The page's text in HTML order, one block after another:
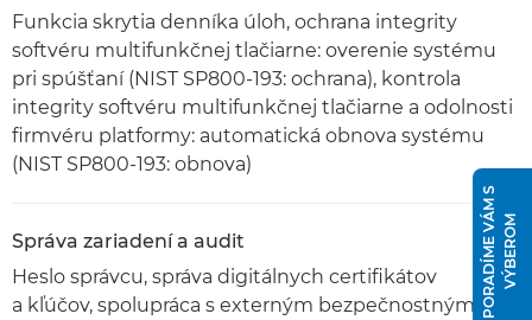
Funkcia skrytia denníka úloh, ochrana integrity
softvéru multifunkčnej tlačiarne: overenie systému
pri spúšťaní (NIST SP800-193: ochrana), kontrola
integrity softvéru multifunkčnej tlačiarne a odolnosti
firmvéru platformy: automatická obnova systému
(NIST SP800-193: obnova)
Správa zariadení a audit
Heslo správcu, správa digitálnych certifikátov
a kľúčov, spolupráca s externým bezpečnostným P
O
R
A
D
Í
M
E
V
Á
M
S
V
Ý
B
E
R
OM